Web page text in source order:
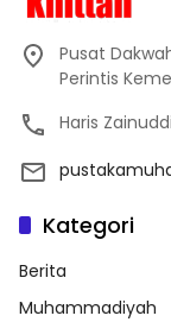
Pusat
Perintis
Haris
Kategori
Berita
Muhammadiyah